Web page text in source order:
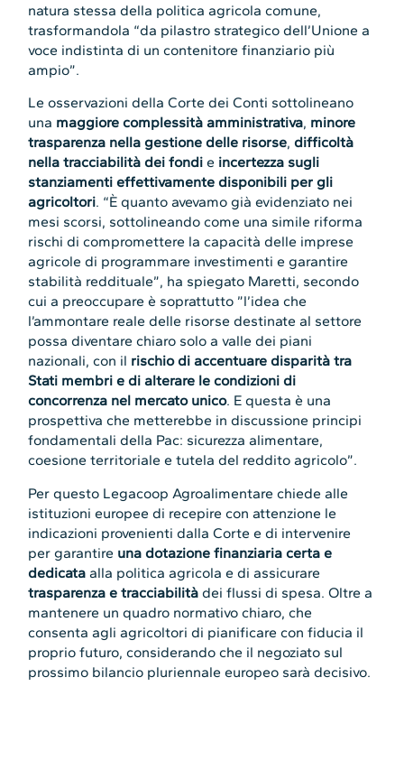
natura stessa della politica agricola comune,
trasformandola “da pilastro strategico dell’Unione a
voce indistinta di un contenitore finanziario più
ampio”.
Le osservazioni della Corte dei Conti sottolineano
una maggiore complessità amministrativa, minore
trasparenza nella gestione delle risorse, difficoltà
nella tracciabilità dei fondie incertezza sugli
stanziamenti effettivamente disponibili per gli
agricoltori. “È quanto avevamo già evidenziato nei
mesi scorsi, sottolineando come una simile riforma
rischi di compromettere la capacità delle imprese
agricole di programmare investimenti e garantire
stabilità reddituale”, ha spiegato Maretti, secondo
cui a preoccupare è soprattutto ”l’idea che
l’ammontare reale delle risorse destinate al settore
possa diventare chiaro solo a valle dei piani
nazionali, con il rischio di accentuare disparità tra
Stati membri e di alterare le condizioni di
concorrenza nel mercato unico. E questa è una
prospettiva che metterebbe in discussione principi
fondamentali della Pac: sicurezza alimentare,
coesione territoriale e tutela del reddito agricolo”.
Per questo Legacoop Agroalimentare chiede alle
istituzioni europee di recepire con attenzione le
indicazioni provenienti dalla Corte e di intervenire
per garantire una dotazione finanziaria certa e
dedicata alla politica agricola e di assicurare
trasparenza e tracciabilità dei flussi di spesa. Oltre a
mantenere un quadro normativo chiaro, che
consenta agli agricoltori di pianificare con fiducia il
proprio futuro, considerando che il negoziato sul
prossimo bilancio pluriennale europeo sarà decisivo.